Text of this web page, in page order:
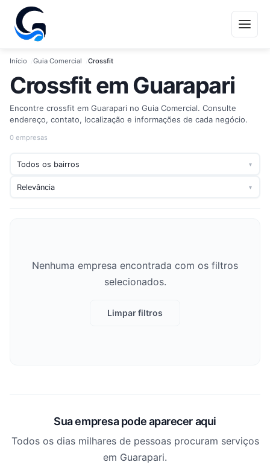
Início Guia Comercial Crossfit
Crossfit em Guarapari
Encontre crossfit em Guarapari no Guia Comercial. Consulte
endereço, contato, localização e informações de cada negócio.
0 empresas
▾
▾
Nenhuma empresa encontrada com os filtros
selecionados.
Limpar filtros
Sua empresa pode aparecer aqui
Todos os dias milhares de pessoas procuram serviços
em Guarapari.